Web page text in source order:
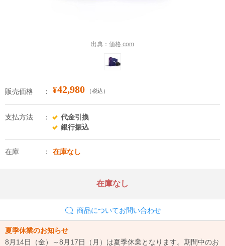
出典： 価格.com
販売価格 ¥42,980 （税込）
支払方法
代金引換
銀行振込
在庫 在庫なし
在庫なし
商品についてお問い合わせ
夏季休業のお知らせ
8月14日（金）～8月17日（月）は夏季休業となります。期間中のお